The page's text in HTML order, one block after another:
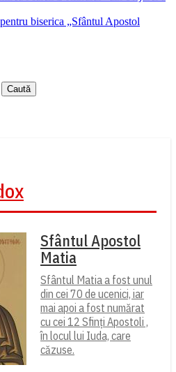
biserica „Sfântul Apostol
Sfântul Apostol
Matia
Sfântul Matia a fost unul
din cei 70 de ucenici, iar
mai apoi a fost numărat
cu cei 12 Sfinți Apostoli ,
în locul lui Iuda, care
căzuse.